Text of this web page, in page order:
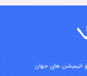
و انیمیشن های جهان